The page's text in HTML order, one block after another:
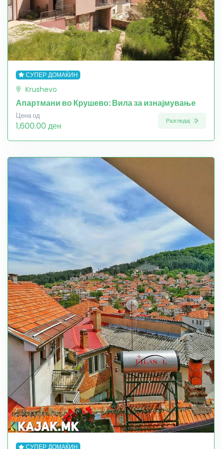
СУПЕР ДОМАЌИН
Krushevo
Апартмани во Крушево: Вила за изнајмување
Цена од
1,600.00 ден Разгледај
СУПЕР ДОМАЌИН